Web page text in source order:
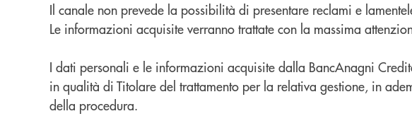
Il canale non prevede la possibilità di presentare reclami e
Le informazioni acquisite verranno trattate con la massima
I dati personali e le informazioni acquisite dalla BancAnagni
in qualità di Titolare del trattamento per la relativa gestione, in
della procedura.